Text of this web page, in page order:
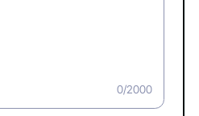
0/2000